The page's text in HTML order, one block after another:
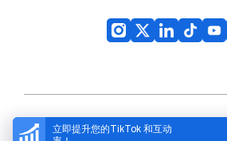
立即提升您的TikTok 和互动